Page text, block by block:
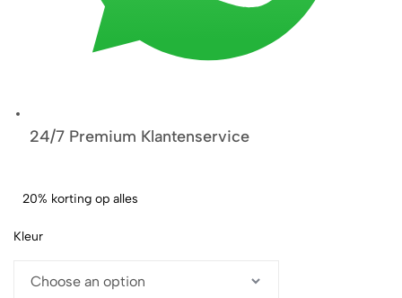
24/7 Premium Klantenservice
20% korting op alles
Kleur